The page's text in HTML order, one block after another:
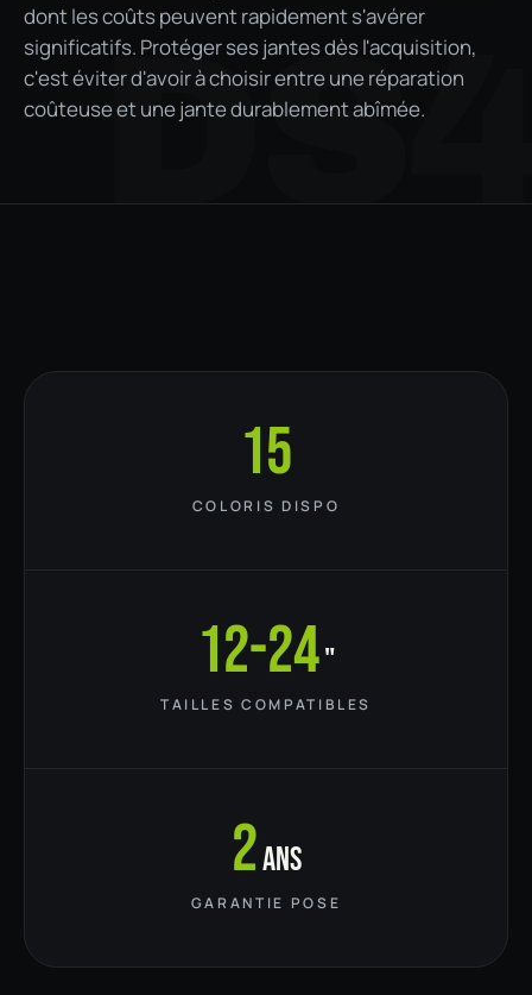
dont les coûts peuvent rapidement s'avérer
significatifs. Protéger ses jantes dès l'acquisition,
c'est éviter d'avoir à choisir entre une réparation
coûteuse et une jante durablement abîmée.
15
COLORIS DISPO
12-24"
TAILLES COMPATIBLES
2ans
GARANTIE POSE